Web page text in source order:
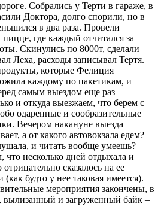
Собрались у Терти в гараже, в
Доктора, долго спорили, но в
в два раза. Провели
где каждый отчитался за
Скинулись по 8000т, сделали
Леха, расходы записывал Тертя.
которые Фелиция
каждому по пакетикам, и
самым выездом еще раз
и откуда выезжаем, что берем с
одаренные и сообразительные
Вечером накануне выезда
а от какого автовокзала едем?
и читать вообще умеешь?
несколько дней отдыхала и
сказалось на ее
будто у нее таковая имеется).
мероприятия закончены, в
вылизанный и загруженный байк –